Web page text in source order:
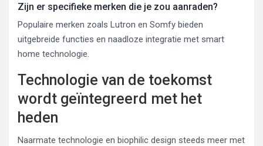
Zijn er specifieke merken die je zou aanraden?
Populaire merken zoals Lutron en Somfy bieden
uitgebreide functies en naadloze integratie met smart
home technologie.
Technologie van de toekomst
wordt geïntegreerd met het
heden
Naarmate technologie en biophilic design steeds meer met